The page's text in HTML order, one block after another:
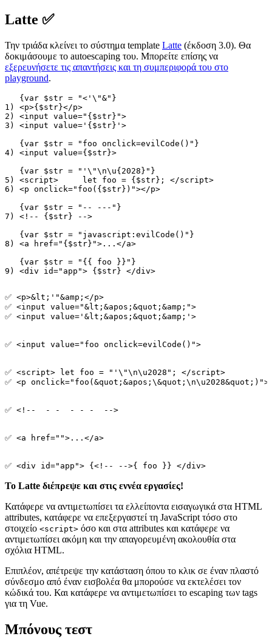
Latte ✅
Την τριάδα κλείνει το σύστημα template Latte (έκδοση 3.0). Θα
δοκιμάσουμε το autoescaping του. Μπορείτε επίσης να
εξερευνήσετε τις απαντήσεις και τη συμπεριφορά του στο
playground.
   {var $str = "<'\"&"}
1) <p>{$str}</p>
2) <input value="{$str}">
3) <input value='{$str}'>
   {var $str = "foo onclick=evilCode()"}
4) <input value={$str}>
   {var $str = "'\"\n\u{2028}"}
5) <script>	let foo = {$str}; </script>
6) <p onclick="foo({$str})"></p>
   {var $str = "-- ---"}
7) <!-- {$str} -->
   {var $str = "javascript:evilCode()"}
8) <a href="{$str}">...</a>
   {var $str = "{{ foo }}"}
✅ <p>&lt;'"&amp;</p>
✅ <input value="&lt;&apos;&quot;&amp;">
✅ <input value='&lt;&apos;&quot;&amp;'>
✅ <input value="foo onclick=evilCode()">
✅ <script> let foo = "'\"\n\u2028"; </script>
✅ <p
✅ <!--  - -  - - -  -->
✅ <a href="">...</a>
Το Latte διέπρεψε και στις εννέα εργασίες!
Κατάφερε να αντιμετωπίσει τα ελλείποντα εισαγωγικά στα HTML
attributes, κατάφερε να επεξεργαστεί τη JavaScript τόσο στο
στοιχείο <script> όσο και στα attributes και κατάφερε να
αντιμετωπίσει ακόμη και την απαγορευμένη ακολουθία στα
σχόλια HTML.
Επιπλέον, απέτρεψε την κατάσταση όπου το κλικ σε έναν πλαστό
σύνδεσμο από έναν εισβολέα θα μπορούσε να εκτελέσει τον
κώδικά του. Και κατάφερε να αντιμετωπίσει το escaping των tags
για τη Vue.
Μπόνους τεστ